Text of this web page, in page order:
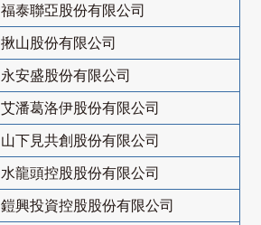
福泰聯亞股份有限公司
揪山股份有限公司
永安盛股份有限公司
艾潘葛洛伊股份有限公司
山下見共創股份有限公司
水龍頭控股股份有限公司
鎧興投資控股股份有限公司